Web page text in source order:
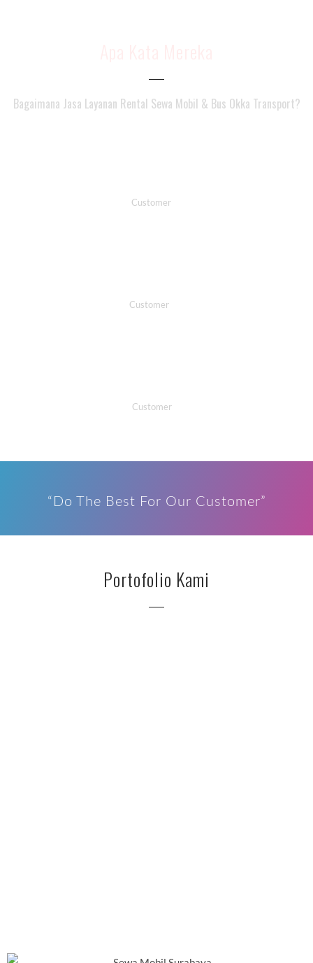
Bagaimana Jasa Layanan Rental Sewa Mobil & Bus Okka Transport?
Customer
Customer
Customer
“Do The Best For Our Customer”
Portofolio Kami